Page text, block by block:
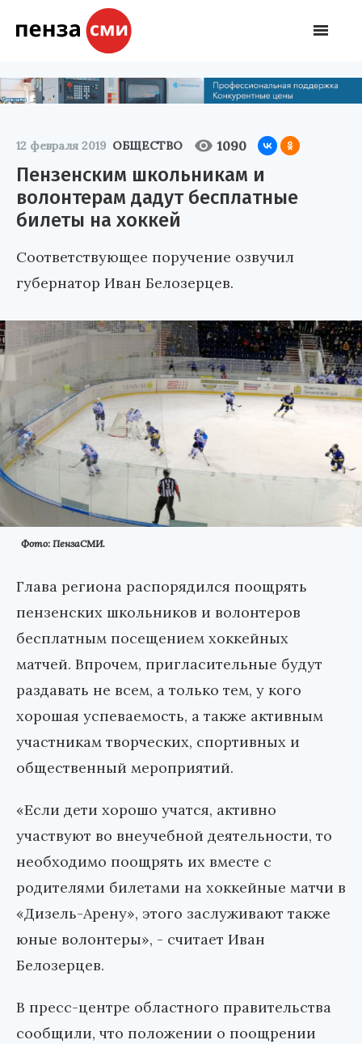
12 февраля 2019 ОБЩЕСТВО 1090
Пензенским школьникам и
волонтерам дадут бесплатные
билеты на хоккей
Соответствующее поручение озвучил
губернатор Иван Белозерцев.
Фото: ПензаСМИ.
Глава региона распорядился поощрять
пензенских школьников и волонтеров
бесплатным посещением хоккейных
матчей. Впрочем, пригласительные будут
раздавать не всем, а только тем, у кого
хорошая успеваемость, а также активным
участникам творческих, спортивных и
общественный мероприятий.
«Если дети хорошо учатся, активно
участвуют во внеучебной деятельности, то
необходимо поощрять их вместе с
родителями билетами на хоккейные матчи в
«Дизель-Арену», этого заслуживают также
юные волонтеры», - считает Иван
Белозерцев.
В пресс-центре областного правительства
сообщили, что положении о поощрении